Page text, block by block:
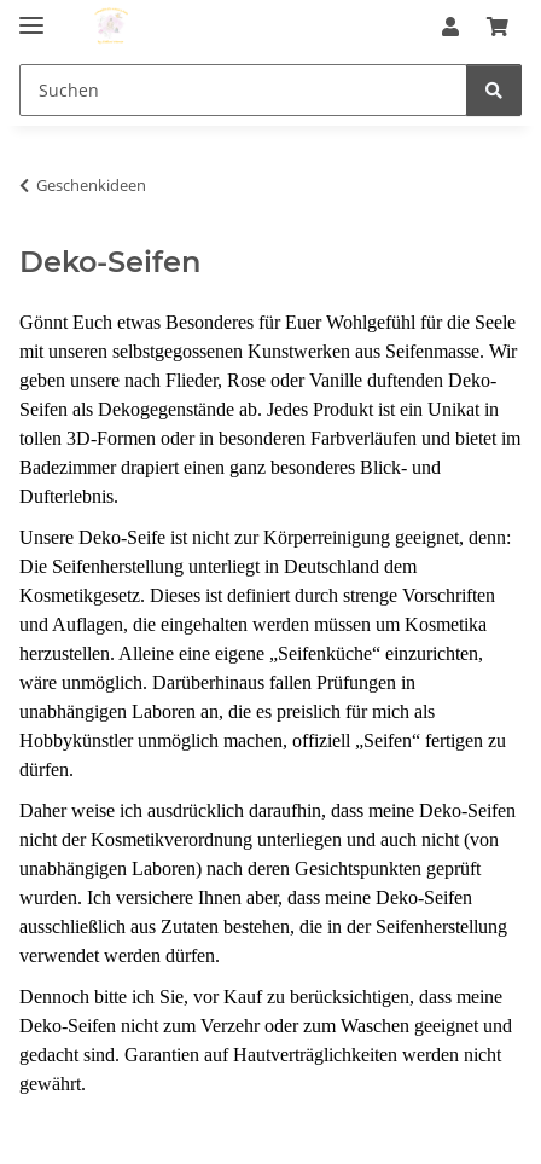
Geschenkideen
Deko-Seifen
Gönnt Euch etwas Besonderes für Euer Wohlgefühl für die Seele
mit unseren selbstgegossenen Kunstwerken aus Seifenmasse. Wir
geben unsere nach Flieder, Rose oder Vanille duftenden Deko-
Seifen als Dekogegenstände ab. Jedes Produkt ist ein Unikat in
tollen 3D-Formen oder in besonderen Farbverläufen und bietet im
Badezimmer drapiert einen ganz besonderes Blick- und
Dufterlebnis.
Unsere Deko-Seife ist nicht zur Körperreinigung geeignet, denn:
Die Seifenherstellung unterliegt in Deutschland dem
Kosmetikgesetz. Dieses ist definiert durch strenge Vorschriften
und Auflagen, die eingehalten werden müssen um Kosmetika
herzustellen. Alleine eine eigene „Seifenküche“ einzurichten,
wäre unmöglich. Darüberhinaus fallen Prüfungen in
unabhängigen Laboren an, die es preislich für mich als
Hobbykünstler unmöglich machen, offiziell „Seifen“ fertigen zu
dürfen.
Daher weise ich ausdrücklich daraufhin, dass meine Deko-Seifen
nicht der Kosmetikverordnung unterliegen und auch nicht (von
unabhängigen Laboren) nach deren Gesichtspunkten geprüft
wurden. Ich versichere Ihnen aber, dass meine Deko-Seifen
ausschließlich aus Zutaten bestehen, die in der Seifenherstellung
verwendet werden dürfen.
Dennoch bitte ich Sie, vor Kauf zu berücksichtigen, dass meine
Deko-Seifen nicht zum Verzehr oder zum Waschen geeignet und
gedacht sind. Garantien aufHautverträglichkeiten werden nicht
gewährt.